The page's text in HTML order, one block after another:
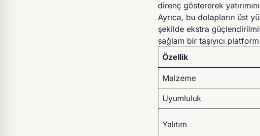
direnç göstererek
Ayrıca, bu dolapların üst
şekilde ekstra
sağlam bir taşıyıcı
Özellik
Malzeme
Uyumluluk
Yalıtım